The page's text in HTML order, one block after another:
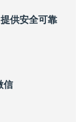
供安全可靠
信